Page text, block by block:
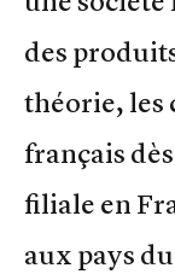
des
théorie, les
français
filiale en
aux pays